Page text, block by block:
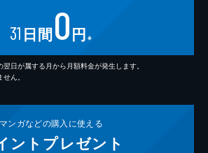
31 日間0円 ※
日が属する月から月額料金が発生します。
ん。
マンガなどの購入に使える
ント プレゼント